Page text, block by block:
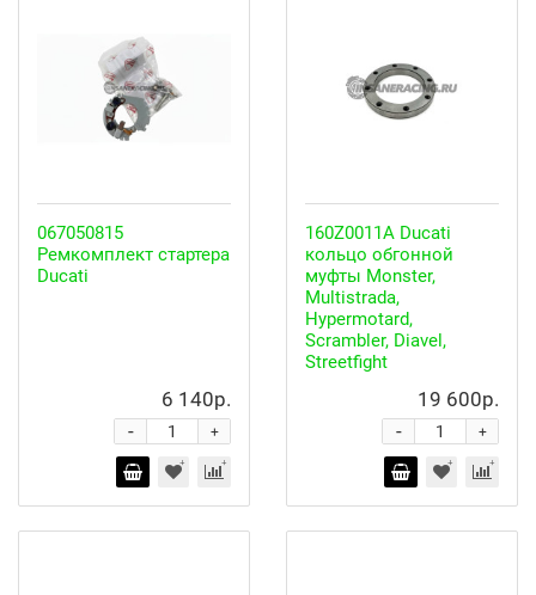
067050815
Ремкомплект стартера
Ducati
6 140р.
+
-
160Z0011A Ducati
кольцо обгонной
муфты Monster,
Multistrada,
Hypermotard,
Scrambler, Diavel,
Streetfight
19 600р.
+
-